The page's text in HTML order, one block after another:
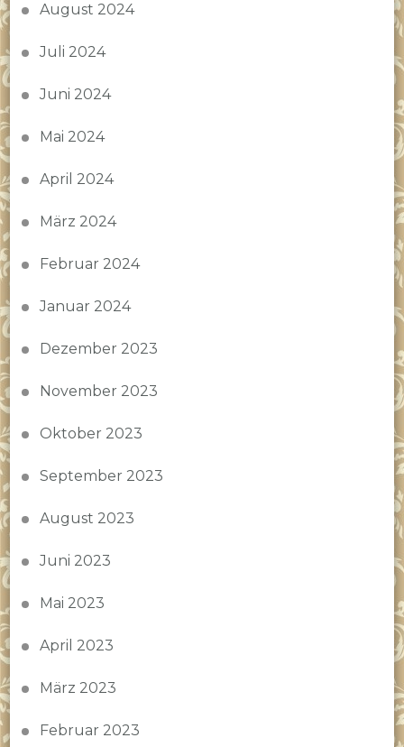
August 2024
Juli 2024
Juni 2024
Mai 2024
April 2024
März 2024
Februar 2024
Januar 2024
Dezember 2023
November 2023
Oktober 2023
September 2023
August 2023
Juni 2023
Mai 2023
April 2023
März 2023
Februar 2023